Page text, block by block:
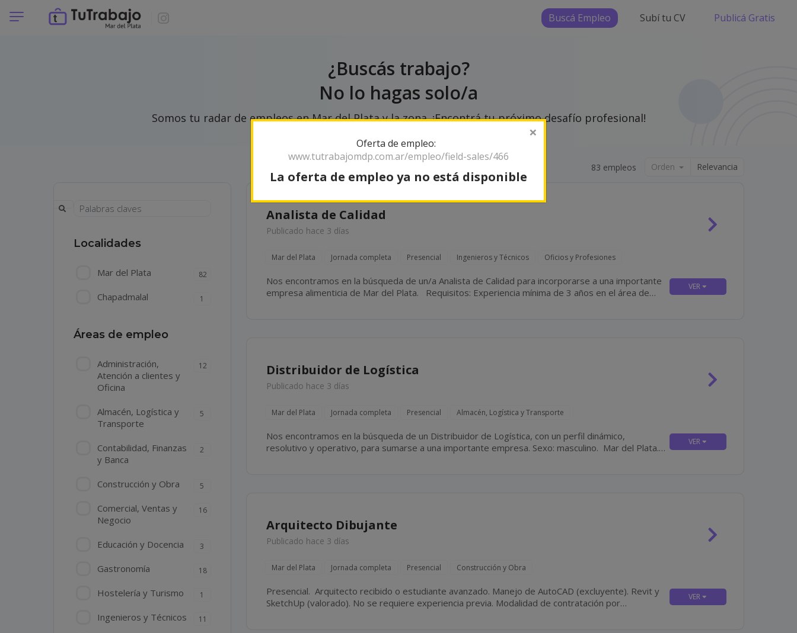
Buscá Empleo Subí tu CV Publicá Gratis
¿Buscás trabajo?
No lo hagas solo/a
Somos tu radar de empleos en Mar del Plata y la zona. ¡Encontrá tu próximo desafío profesional!
83 empleos Orden Relevancia
Localidades
Mar del Plata 82
Chapadmalal 1
Áreas de empleo
Administración,
Atención a clientes y
Oficina
12
Almacén, Logística y
Transporte
5
Contabilidad, Finanzas
y Banca
2
Construcción y Obra 5
Comercial, Ventas y
Negocio
16
Educación y Docencia 3
Gastronomía 18
Hostelería y Turismo 1
Ingenieros y Técnicos 11
Analista de Calidad
Publicado hace 3 días
Mar del Plata Jornada completa Presencial Ingenieros y Técnicos Oficios y Profesiones
Nos encontramos en la búsqueda de un/a Analista de Calidad para incorporarse a una importante
empresa alimenticia de Mar del Plata. Requisitos: Experiencia mínima de 3 años en el área de
Distribuidor de Logística
Publicado hace 3 días
Mar del Plata Jornada completa Presencial Almacén, Logística y Transporte
Nos encontramos en la búsqueda de un Distribuidor de Logística, con un perfil dinámico,
resolutivo y operativo, para sumarse a una importante empresa. Sexo: masculino. Mar del Plata.
Arquitecto Dibujante
Publicado hace 3 días
Mar del Plata Jornada completa Presencial Construcción y Obra
Presencial. Arquitecto recibido o estudiante avanzado. Manejo de AutoCAD (excluyente). Revit y
SketchUp (valorado). No se requiere experiencia previa. Modalidad de contratación por
×
Oferta de empleo:
www.tutrabajomdp.com.ar/empleo/field-sales/466
La oferta de empleo ya no está disponible